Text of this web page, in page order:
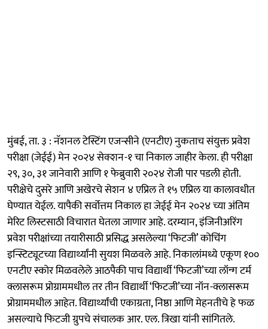
मुंबई, ता. ३ : नॅशनल टेस्टिंग एजन्सीने (एनटीए) नुकताच संयुक्त प्रवेश
परीक्षा (जेईई) मेन २०२४ सेक्शन-१ चा निकाल जाहीर केला. ही परीक्षा
२९, ३०, ३१ जानेवारी आणि १ फेब्रुवारी २०२४ रोजी पार पडली होती.
परीक्षेचे दुसरे आणि अखेरचे सेशन ४ एप्रिल ते १५ एप्रिल या कालावधीत
घेण्यात येईल. यापैकी सर्वोत्तम निकाल हा जेईई मेन २०२४ च्या अंतिम
मेरिट लिस्टसाठी विचारात घेतला जाणार आहे. दरम्यान, इंजिनीअरिंग
प्रवेश परीक्षांच्या तयारीसाठी प्रसिद्ध असलेल्या ‘फिटजी’ कोचिंग
इन्स्टिट्यूटच्या विद्यार्थ्यांनी सुयश मिळवले आहे. निकालांमध्ये एकूण १००
एनटीए स्कोर मिळवलेले आठपैकी पाच विद्यार्थी ‘फिटजी’च्या लॉन्ग टर्म
क्लासरूम प्रोग्राममधील तर तीन विद्यार्थी ‘फिटजी’च्या नॉन-क्लासरूम
प्रोग्राममधील आहेत. विद्यार्थ्यांची एकाग्रता, निष्ठा आणि मेहनतीचे हे फळ
असल्याचे फिटजी ग्रुपचे संचालक आर. एल. त्रिखा यांनी सांगितले.